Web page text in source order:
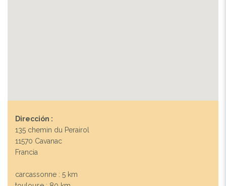
Dirección :
135 chemin du Perairol
11570 Cavanac
Francia
carcassonne : 5 km